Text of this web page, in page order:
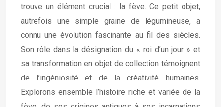
trouve un élément crucial : la fève. Ce petit objet,
autrefois une simple graine de légumineuse, a
connu une évolution fascinante au fil des siècles.
Son rôle dans la désignation du « roi d’un jour » et
sa transformation en objet de collection témoignent
de l’ingéniosité et de la créativité humaines.
Explorons ensemble l’histoire riche et variée de la